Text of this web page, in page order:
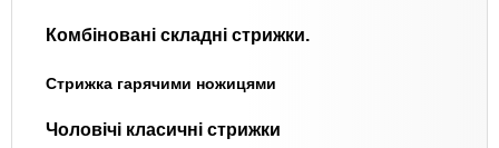
Комбіновані складні стрижки.
Стрижка гарячими ножицями
Чоловічі класичні стрижки